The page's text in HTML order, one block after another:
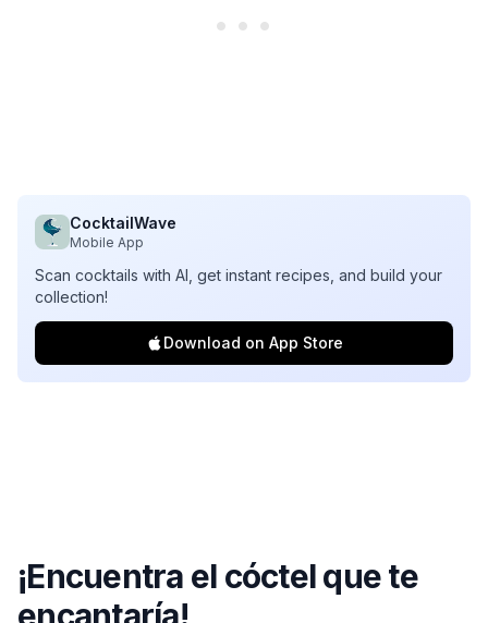
CocktailWave
Mobile App
Scan cocktails with AI, get instant recipes, and build your
collection!
Download on App Store
¡Encuentra el cóctel que te